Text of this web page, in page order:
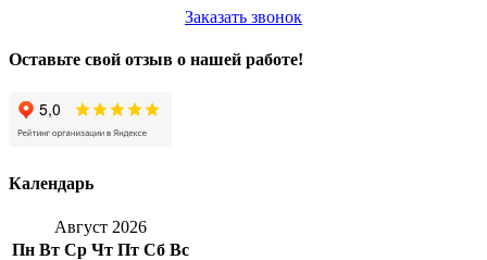
Заказать звонок
Оставьте свой отзыв о нашей работе!
Календарь
Август 2026
Пн Вт Ср Чт Пт Сб Вс